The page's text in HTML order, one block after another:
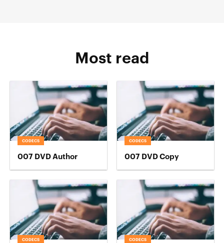
Most read
CODECS
007 DVD Author
CODECS
007 DVD Copy
CODECS CODECS